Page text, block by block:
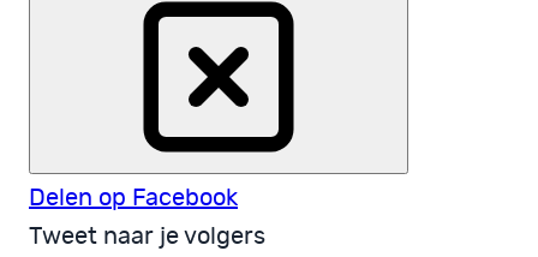
Delen op Facebook
Tweet naar je volgers